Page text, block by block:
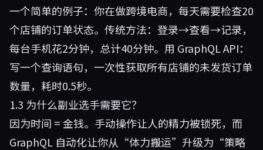
一个简单的例子：你在做跨境电商，每天需要检查20
个店铺的订单状态。传统方法：登录→查看→记录，
每台手机花2分钟，总计40分钟。用 GraphQL API：
写一个查询语句，一次性获取所有店铺的未发货订单
数量，耗时0.5秒。
1.3 为什么副业选手需要它？
因为时间 = 金钱。手动操作让人的精力被锁死，而
GraphQL 自动化让你从“体力搬运”升级为“策略